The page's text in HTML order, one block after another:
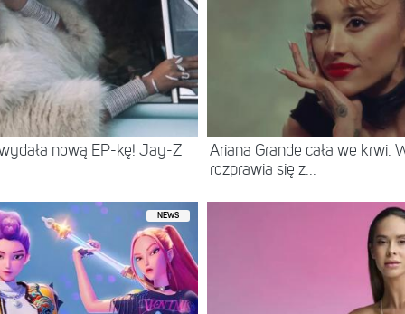
nową EP-kę! Jay-Z
Ariana Grande cała we krwi.
rozprawia się z...
NEWS